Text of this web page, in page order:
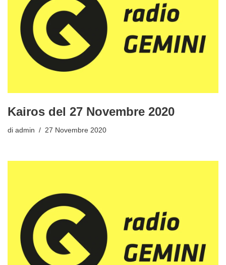
Kairos del 27 Novembre 2020
di admin 27 Novembre 2020